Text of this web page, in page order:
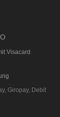
Giropay, Debit